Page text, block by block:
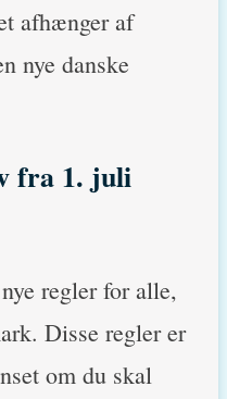
afhænger af
nye danske
fra 1. juli
regler for alle,
Disse regler er
om du skal